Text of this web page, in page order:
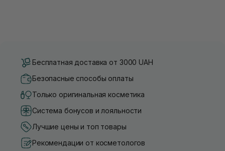
Бесплатная доставка от 3000 UAH
Безопасные способы оплаты
Только оригинальная косметика
Система бонусов и лояльности
Лучшие цены и топ товары
Рекомендации от косметологов